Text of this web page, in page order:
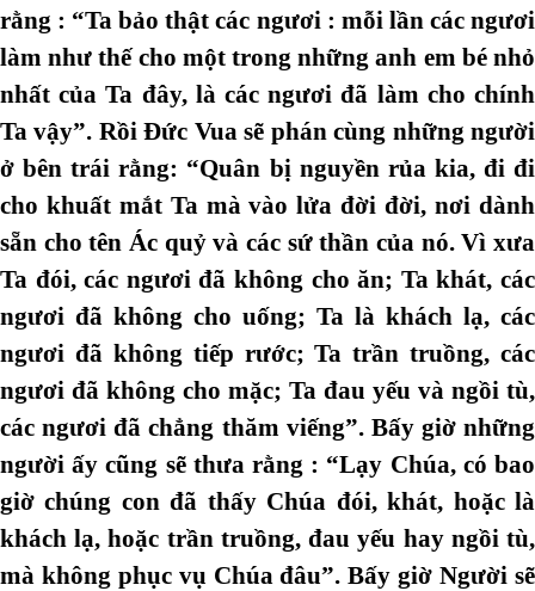
rằng : “Ta bảo thật các ngươi : mỗi lần các ngươi
làm như thế cho một trong những anh em bé nhỏ
nhất của Ta đây, là các ngươi đã làm cho chính
Ta vậy”. Rồi Đức Vua sẽ phán cùng những người
ở bên trái rằng: “Quân bị nguyền rủa kia, đi đi
cho khuất mắt Ta mà vào lửa đời đời, nơi dành
sẵn cho tên Ác quỷ và các sứ thần của nó. Vì xưa
Ta đói, các ngươi đã không cho ăn; Ta khát, các
ngươi đã không cho uống; Ta là khách lạ, các
ngươi đã không tiếp rước; Ta trần truồng, các
ngươi đã không cho mặc; Ta đau yếu và ngồi tù,
các ngươi đã chẳng thăm viếng”. Bấy giờ những
người ấy cũng sẽ thưa rằng : “Lạy Chúa, có bao
giờ chúng con đã thấy Chúa đói, khát, hoặc là
khách lạ, hoặc trần truồng, đau yếu hay ngồi tù,
mà không phục vụ Chúa đâu”. Bấy giờ Người sẽ